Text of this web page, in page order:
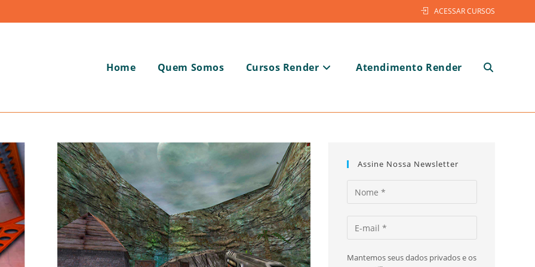
ACESSAR CURSOS
Home Quem Somos Cursos Render Atendimento Render Alternar
Assine Nossa Newsletter
Mantemos seus dados privados e os